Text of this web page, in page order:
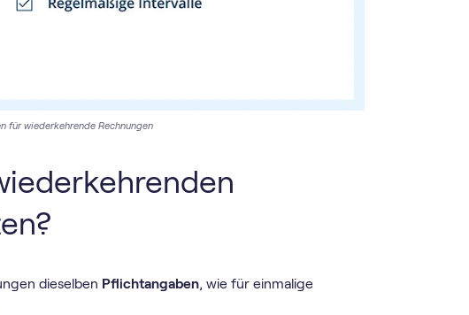
für wiederkehrende Rechnungen
dieselben Pflichtangaben, wie für einmalige